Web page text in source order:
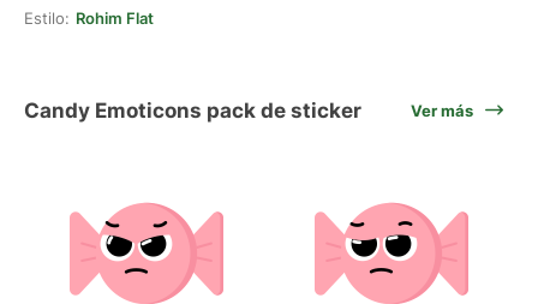
Estilo: Rohim Flat
Candy Emoticons pack de sticker Ver más